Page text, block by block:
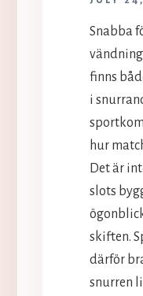
Snabba
finns
i
hur
Det är
slots
skiften.
därför
snurren